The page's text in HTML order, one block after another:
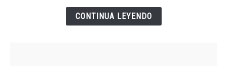
CONTINUA LEYENDO